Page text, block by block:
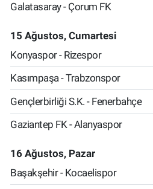
Galatasaray - Çorum FK
15 Ağustos, Cumartesi
Konyaspor - Rizespor
Kasımpaşa - Trabzonspor
Gençlerbirliği S.K. - Fenerbahçe
Gaziantep FK - Alanyaspor
16 Ağustos, Pazar
Başakşehir - Kocaelispor